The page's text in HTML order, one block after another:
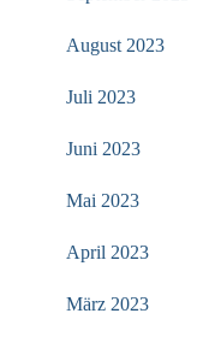
August 2023
Juli 2023
Juni 2023
Mai 2023
April 2023
März 2023